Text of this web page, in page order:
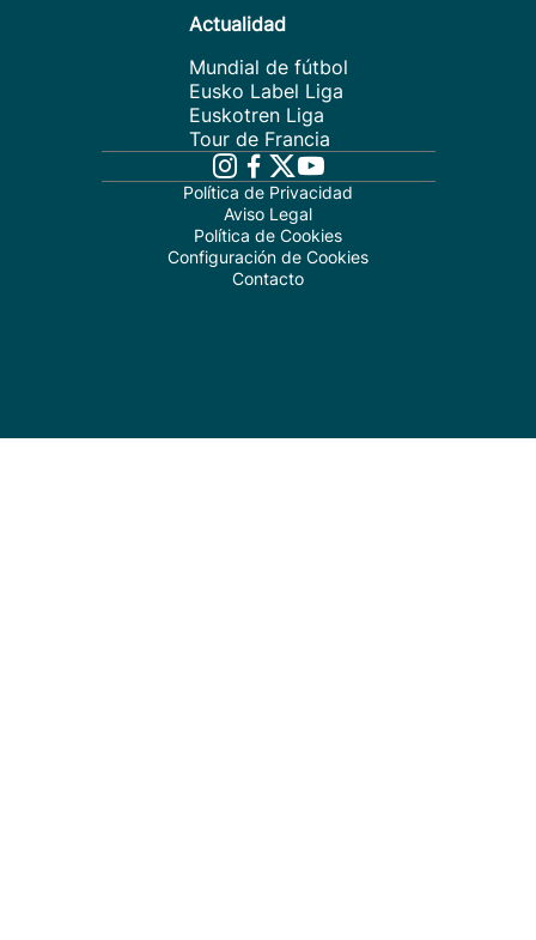
Actualidad
Mundial de fútbol
Eusko Label Liga
Euskotren Liga
Tour de Francia
Política de Privacidad
Aviso Legal
Política de Cookies
Configuración de Cookies
Contacto